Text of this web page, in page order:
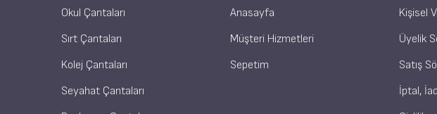
Okul Çantaları
Sırt Çantaları
Kolej Çantaları
Seyahat Çantaları
Anasayfa
Müşteri Hizmetleri
Sepetim
Kişisel
Üyelik
Satış
İptal,